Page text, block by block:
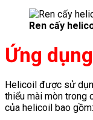
Ren cấy
Ứng
Helicoil được sử
thiểu mài mòn trong
của helicoil bao gồm: